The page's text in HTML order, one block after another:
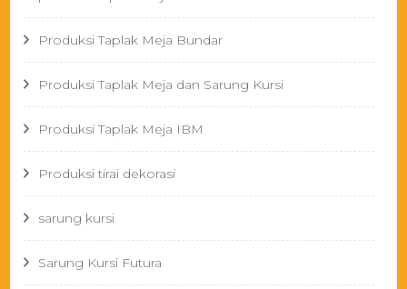
Produksi Taplak Meja Bundar
Produksi Taplak Meja dan Sarung Kursi
Produksi Taplak Meja IBM
Produksi tirai dekorasi
sarung kursi
Sarung Kursi Futura